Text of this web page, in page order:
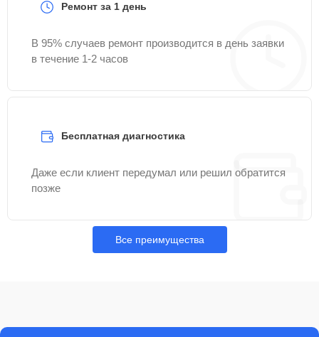
Ремонт за 1 день
В 95% случаев ремонт производится в день заявки
в течение 1-2 часов
Бесплатная диагностика
Даже если клиент передумал или решил обратится
позже
Все преимущества